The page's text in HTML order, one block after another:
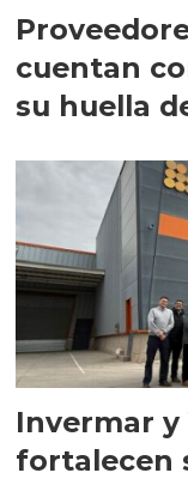
cuentan
su huella
Invermar
fortalecen